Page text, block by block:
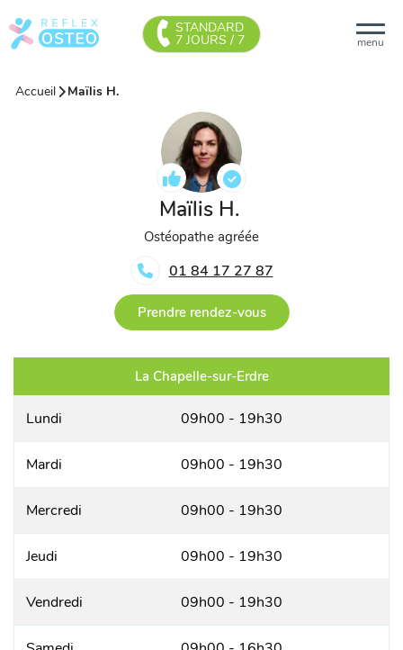
menu
STANDARD
7 JOURS / 7
Accueil Maïlis H.
Maïlis H.
Ostéopathe agréée
01 84 17 27 87
Prendre rendez-vous
La Chapelle-sur-Erdre
Lundi 09h00 - 19h30
Mardi 09h00 - 19h30
Mercredi 09h00 - 19h30
Jeudi 09h00 - 19h30
Vendredi 09h00 - 19h30